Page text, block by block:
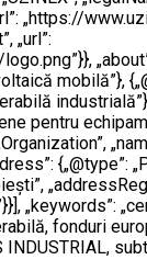
„https://
„url”:
mobilă”},
pentru
{„@type”:
„keywords”:
fonduri
INDUSTRIAL,